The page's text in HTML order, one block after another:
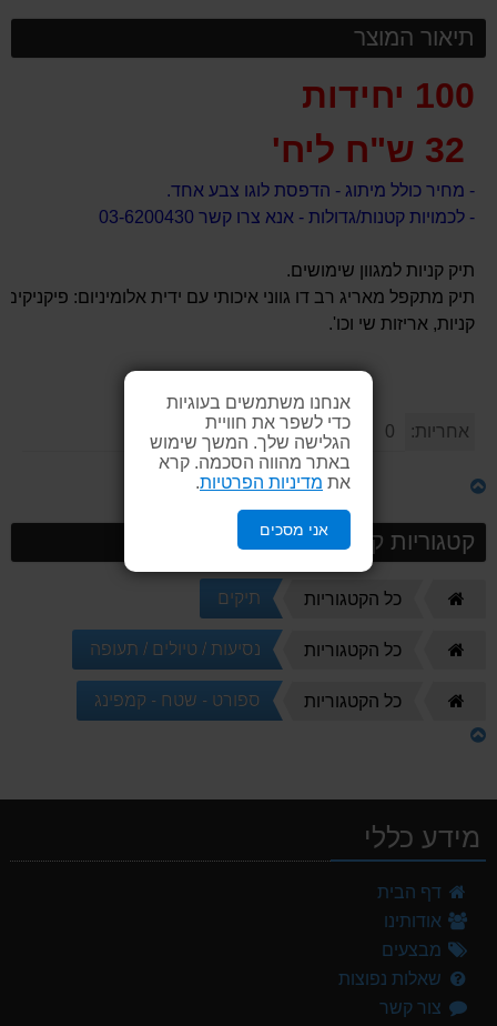
אנחנו משתמשים בעוגיות
כדי לשפר את חוויית
הגלישה שלך. המשך שימוש
באתר מהווה הסכמה. קרא
את מדיניות הפרטיות.
אני מסכים
תיאור המוצר
100 יחידות
- מחיר כולל מיתוג - הדפסת לוגו צבע אחד.
- לכמויות קטנות/גדולות - אנא צרו קשר 03-6200430
תיק קניות למגוון שימושים.
תיק מתקפל מאריג רב דו גווני איכותי עם ידית אלומיניום: פיקניקים,
קניות, אריזות שי וכו'.
אחריות:
קטגוריות קשורות
כל הקטגוריות תיקים
כל הקטגוריות נסיעות / טיולים / תעופה
כל הקטגוריות ספורט - שטח - קמפינג
מידע כללי
דף הבית
אודותינו
מבצעים
שאלות נפוצות
צור קשר